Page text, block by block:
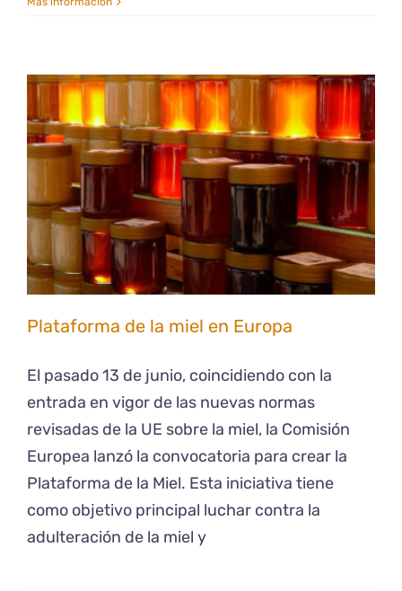
Plataforma de la miel en Europa
El pasado 13 de junio, coincidiendo con la
entrada en vigor de las nuevas normas
revisadas de la UE sobre la miel, la Comisión
Europea lanzó la convocatoria para crear la
Plataforma de la Miel. Esta iniciativa tiene
como objetivo principal luchar contra la
adulteración de la miel y